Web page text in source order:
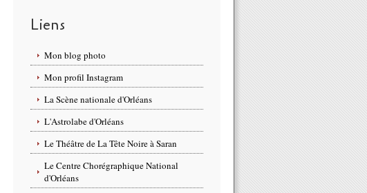
Liens
Mon blog photo
Mon profil Instagram
La Scène nationale d'Orléans
L'Astrolabe d'Orléans
Le Théâtre de La Tête Noire à Saran
Le Centre Chorégraphique National
d'Orléans